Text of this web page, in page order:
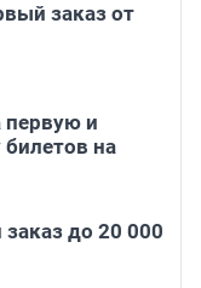
заказ от
первую и
на
до 20 000